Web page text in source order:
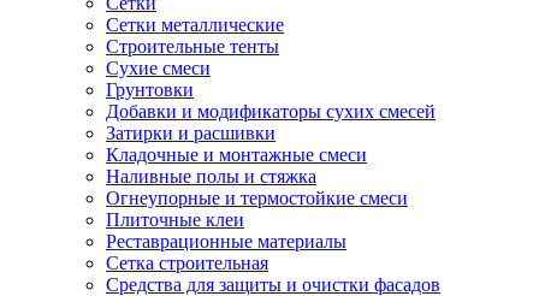
Сетки металлические
Строительные тенты
Сухие смеси
Грунтовки
Добавки и модификаторы сухих смесей
Затирки и расшивки
Кладочные и монтажные смеси
Наливные полы и стяжка
Огнеупорные и термостойкие смеси
Плиточные клеи
Реставрационные материалы
Сетка строительная
Средства для защиты и очистки фасадов